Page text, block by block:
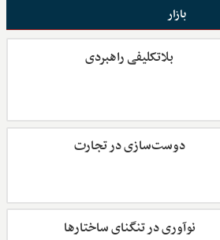
بازار
بلاتکلیفی راهبردی
دوست‌سازی در تجارت
نوآوری در تنگنای ساختارها